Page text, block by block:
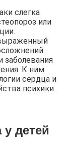
слегка
или
заболевания
К ним
сердца и
психики.
детей